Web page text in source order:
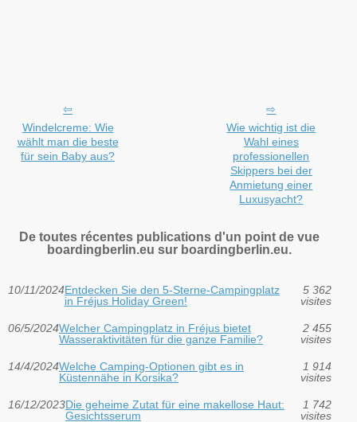
Windelcreme: Wie
wählt man die beste
für sein Baby aus?
Wie wichtig ist die
Wahl eines
professionellen
Skippers bei der
Anmietung einer
Luxusyacht?
De toutes récentes publications d'un point de vue
boardingberlin.eu sur boardingberlin.eu.
10/11/2024Entdecken Sie den 5-Sterne-Campingplatz
in Fréjus Holiday Green!
5 362
visites
06/5/2024Welcher Campingplatz in Fréjus bietet
Wasseraktivitäten für die ganze Familie?
2 455
visites
14/4/2024Welche Camping-Optionen gibt es in
Küstennähe in Korsika?
1 914
visites
16/12/2023Die geheime Zutat für eine makellose Haut:
Gesichtsserum
1 742
visites